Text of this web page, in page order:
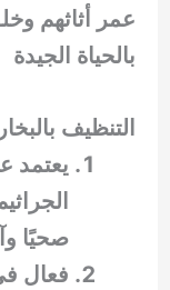
عمر أثاثهم
بالحياة الجيدة
التنظيف
يعتمد
صحيًا
فعال